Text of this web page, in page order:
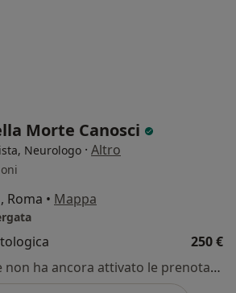
Morte Canosci
Neurologo · Altro
Roma • Mappa
250 €
Questo dottore non ha ancora attivato le prenotazioni online presso questo indirizzo.